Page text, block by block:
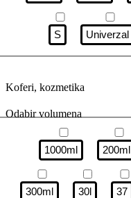
S Univerzal
Koferi, kozmetika
Odabir volumena
1000ml 200ml
300ml 30l 37